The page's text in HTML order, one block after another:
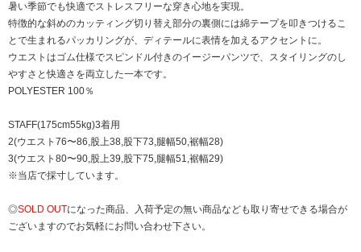
暑い季節でも快適でストレスフリーな穿き心地を実現。
特徴的な斜めのカッティング切り替え部分の裏側には綿テープを叩きつけるこ
とで生まれるパッカリングが、ディテールに表情を加えるアクセントに。
ウエストはゴム仕様でスピンドル付きのイージーパンツで、スタイリングのし
やすさと快適さを両立した一本です。
POLYESTER 100％
STAFF(175cm55kg)3着用
2(ウエスト76〜86,股上38,股下73,腿幅50,裾幅28)
3(ウエスト80〜90,股上39,股下75,腿幅51,裾幅29)
※当店で採寸しています。
◎SOLD OUTになった商品、入荷予定の無い商品なども取り寄せできる場合が
ございますのでお気軽にお問い合わせ下さい。